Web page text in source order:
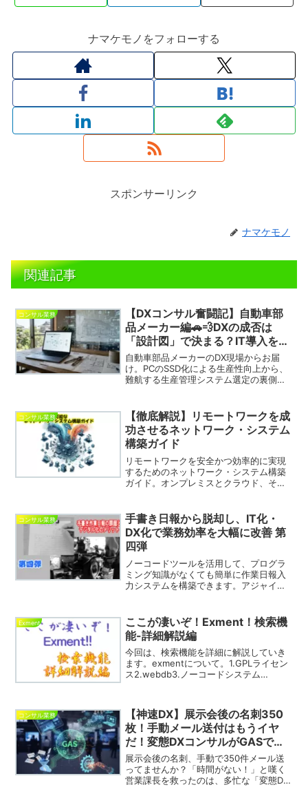
ナマケモノをフォローする
スポンサーリンク
ナマケモノ
関連記事
コンサル業務
【DXコンサル奮闘記】自動車部
品メーカー編🚗💨DXの成否は
「設計図」で決まる？IT導入を家
づくりに例えて解説
自動車部品メーカーのDX現場からお届
け。PCのSSD化による生産性向上から、
難航する生産管理システム選定の裏側ま
ンサルタントが「家づくりの工程」で答
えた納得の理由とは。
コンサル業務
【徹底解説】リモートワークを成
功させるネットワーク・システム
構築ガイド
リモートワークを安全かつ効率的に実現
するためのネットワーク・システム構築
ガイド。オンプレミスとクラウド、それ
のポイントを網羅的に解説。DX推進に必
須の安定したリモート環境構築のヒント
がここに！
コンサル業務
手書き日報から脱却し、IT化・
DX化で業務効率を大幅に改善 第
四弾
ノーコードツールを活用して、プログラ
ミング知識がなくても簡単に作業日報入
力システムを構築できます。アジャイル
Wordのような直感的な操作性で、作業効
率を大幅にアップ。高度なカスタマイズ
も可能です。
Exment
ここが凄いぞ！Exment！検索機
能-詳細解説編
今回は、検索機能を詳細に解説していき
ます。exmentについて。1.GPLライセン
ス2.webdb3.ノーコードシステム
す。
コンサル業務
【神速DX】展示会後の名刺350
枚！手動メール送付はもうイヤ
だ！変態DXコンサルがGASで実
現した爆速自動化の舞台裏
展示会後の名刺、手動で350件メール送
ってませんか？「時間がない！」と嘆く
営業課長を救ったのは、多忙な「変態DX